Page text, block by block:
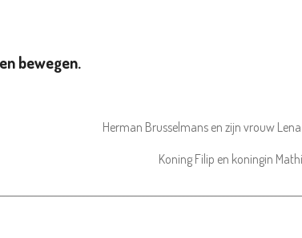
bewegen.
Herman Brusselmans en zijn vrouw
Koning Filip en koningin